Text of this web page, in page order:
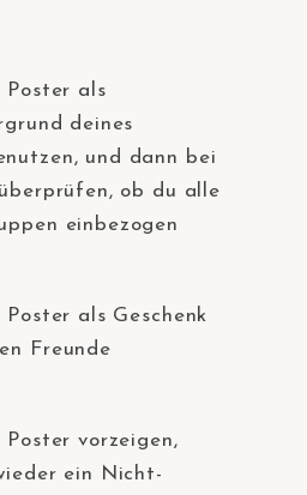
als
deines
und dann bei
ob du alle
einbezogen
als Geschenk
Freunde
vorzeigen,
ein Nicht-